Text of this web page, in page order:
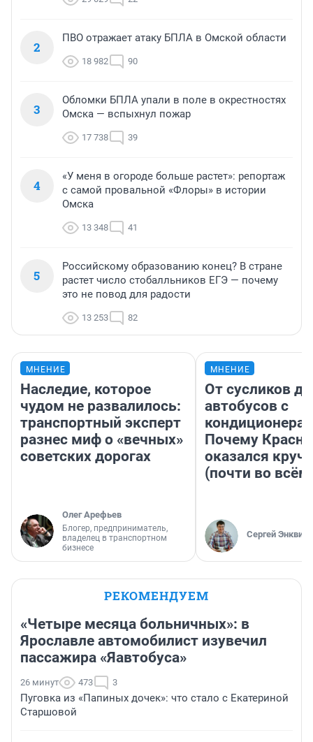
2
ПВО отражает атаку БПЛА в Омской области
18 982 90
3
Обломки БПЛА упали в поле в окрестностях
Омска — вспыхнул пожар
17 738 39
4
«У меня в огороде больше растет»: репортаж
с самой провальной «Флоры» в истории
Омска
13 348 41
5
Российскому образованию конец? В стране
растет число стобалльников ЕГЭ — почему
это не повод для радости
13 253 82
МНЕНИЕ
Наследие, которое
чудом не развалилось:
транспортный эксперт
разнес миф о «вечных»
советских дорогах
Олег Арефьев
Блогер, предприниматель,
владелец в транспортном
бизнесе
МНЕНИЕ
От сусликов до
автобусов с
Почему
оказался
(почти во
Сергей Энквист
РЕКОМЕНДУЕМ
«Четыре месяца больничных»: в
Ярославле автомобилист изувечил
пассажира «Яавтобуса»
26 минут 473 3
Пуговка из «Папиных дочек»: что стало с Екатериной
Старшовой